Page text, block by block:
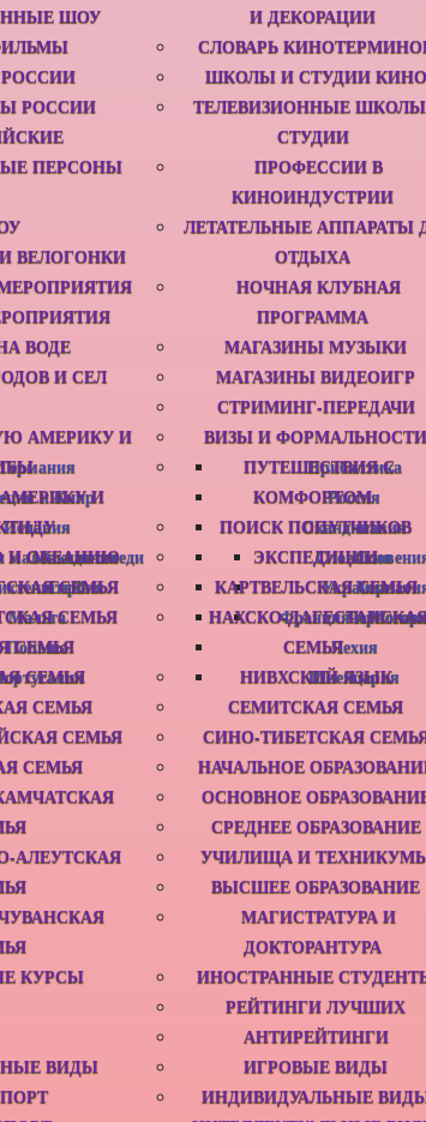
ШОУ
РОССИИ
ПЕРСОНЫ
И ДЕКОРАЦИИ
СЛОВАРЬ
ШКОЛЫ И СТУДИИ КИНО
ТЕЛЕВИЗИОННЫЕ
СТУДИИ
ПРОФЕССИИ В
КИНОИНДУСТРИИ
ВЕЛОГОНКИ
ВОДЕ
И СЕЛ
ЛЕТАТЕЛЬНЫЕ АППАРАТЫ
ОТДЫХА
НОЧНАЯ КЛУБНАЯ
ПРОГРАММА
МАГАЗИНЫ МУЗЫКИ
МАГАЗИНЫ ВИДЕОИГР
СТРИМИНГ-ПЕРЕДАЧИ
Македония
Сербия
Германия
и Кипр
Испания
соседи
Мальта
Польша
Прибалтика
Россия
Скандинавия
Словакия
Украина
Франция и
Чехия
Швейцария
АМЕРИКУ И
И
И ОКЕАНИЮ
ВИЗЫ И ФОРМАЛЬНОСТИ
ПУТЕШЕСТВИЯ С
КОМФОРТОМ
ПОИСК ПОПУТЧИКОВ
ЭКСПЕДИЦИИ
СЕМЬЯ
СЕМЬЯ
СЕМЬЯ
СЕМЬЯ
СЕМЬЯ
СЕМЬЯ
КАРТВЕЛЬСКАЯ СЕМЬЯ
НАХСКО-
СЕМЬЯ
НИВХСКИЙ ЯЗЫК
СЕМИТСКАЯ СЕМЬЯ
СИНО-ТИБЕТСКАЯ
СЕМЬЯ
АЛЕУТСКАЯ
КУРСЫ
НАЧАЛЬНОЕ
ОСНОВНОЕ
СРЕДНЕЕ ОБРАЗОВАНИЕ
УЧИЛИЩА И
ВЫСШЕЕ ОБРАЗОВАНИЕ
МАГИСТРАТУРА И
ДОКТОРАНТУРА
ИНОСТРАННЫЕ
РЕЙТИНГИ ЛУЧШИХ
АНТИРЕЙТИНГИ
ВИДЫ
ИГРОВЫЕ ВИДЫ
ИНДИВИДУАЛЬНЫЕ